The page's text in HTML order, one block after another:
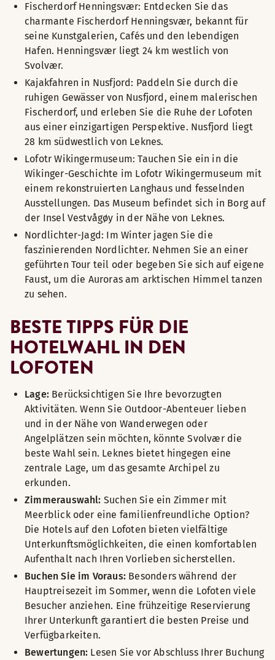
Fischerdorf Henningsvær: Entdecken Sie das
charmante Fischerdorf Henningsvær, bekannt für
seine Kunstgalerien, Cafés und den lebendigen
Hafen. Henningsvær liegt 24 km westlich von
Svolvær.
Kajakfahren in Nusfjord: Paddeln Sie durch die
ruhigen Gewässer von Nusfjord, einem malerischen
Fischerdorf, und erleben Sie die Ruhe der Lofoten
aus einer einzigartigen Perspektive. Nusfjord liegt
28 km südwestlich von Leknes.
Lofotr Wikingermuseum: Tauchen Sie ein in die
Wikinger-Geschichte im Lofotr Wikingermuseum mit
einem rekonstruierten Langhaus und fesselnden
Ausstellungen. Das Museum befindet sich in Borg auf
der Insel Vestvågøy in der Nähe von Leknes.
Nordlichter-Jagd: Im Winter jagen Sie die
faszinierenden Nordlichter. Nehmen Sie an einer
geführten Tour teil oder begeben Sie sich auf eigene
Faust, um die Auroras am arktischen Himmel tanzen
zu sehen.
BESTE TIPPS FÜR DIE
HOTELWAHL IN DEN
LOFOTEN
Lage:Berücksichtigen Sie Ihre bevorzugten
Aktivitäten. Wenn Sie Outdoor-Abenteuer lieben
und in der Nähe von Wanderwegen oder
Angelplätzen sein möchten, könnte Svolvær die
beste Wahl sein. Leknes bietet hingegen eine
zentrale Lage, um das gesamte Archipel zu
erkunden.
Zimmerauswahl: Suchen Sie ein Zimmer mit
Meerblick oder eine familienfreundliche Option?
Die Hotels auf den Lofoten bieten vielfältige
Unterkunftsmöglichkeiten, die einen komfortablen
Aufenthalt nach Ihren Vorlieben sicherstellen.
Buchen Sie im Voraus: Besonders während der
Hauptreisezeit im Sommer, wenn die Lofoten viele
Besucher anziehen. Eine frühzeitige Reservierung
Ihrer Unterkunft garantiert die besten Preise und
Verfügbarkeiten.
Bewertungen: Lesen Sie vor Abschluss Ihrer Buchung